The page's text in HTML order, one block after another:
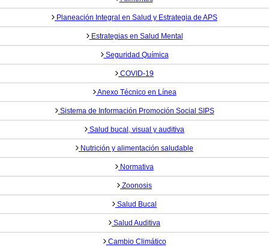
Planeación Integral en Salud y Estrategia de APS
Estrategias en Salud Mental
Seguridad Química
COVID-19
Anexo Técnico en Línea
Sistema de Información Promoción Social SIPS
Salud bucal, visual y auditiva
Nutrición y alimentación saludable
Normativa
Zoonosis
Salud Bucal
Salud Auditiva
Cambio Climático